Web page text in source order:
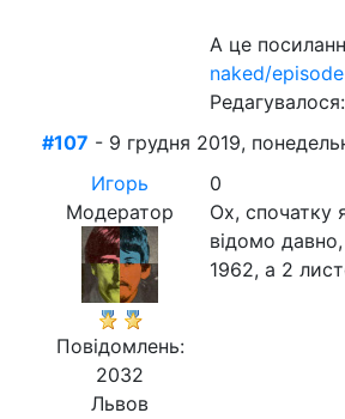
А це
naked/
#107 - 9 грудня 2019,
Игорь
Модератор
Повідомлень:
2032
Львов
0
Ох, спочатку
відомо
1962, а 2